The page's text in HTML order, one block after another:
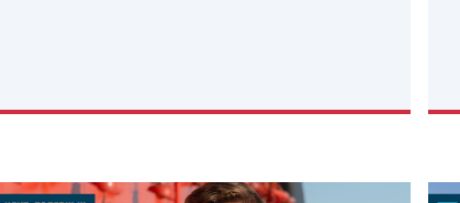
УЗНАТЬ ПОДРОБНЕЕ